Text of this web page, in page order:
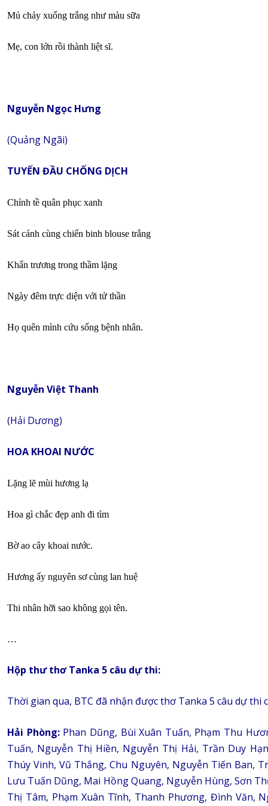
Mủ chảy xuống trắng như màu sữa
Mẹ, con lớn rồi thành liệt sĩ.
Nguyễn Ngọc Hưng
(Quảng Ngãi)
TUYẾN ĐẦU CHỐNG DỊCH
Chỉnh tề quân phục xanh
Sát cánh cùng chiến binh blouse trắng
Khẩn trương trong thầm lặng
Ngày đêm trực diện với tử thần
Họ quên mình cứu sống bệnh nhân.
Nguyễn Việt Thanh
(Hải Dương)
HOA KHOAI NƯỚC
Lặng lẽ mùi hương lạ
Hoa gì chắc đẹp anh đi tìm
Bờ ao cây khoai nước.
Hương ấy nguyên sơ cùng lan huệ
Thi nhân hỡi sao không gọi tên.
…
Hộp thư thơ Tanka 5 câu dự thi:
Thời gian qua, BTC đã nhận được thơ Tanka 5 câu dự thi
Hải Phòng:Phan Dũng, Bùi Xuân Tuấn, Phạm Thu
Tuấn, Nguyễn Thị Hiền, Nguyễn Thị Hải, Trần Duy
Thúy Vinh, Vũ Thắng, Chu Nguyên, Nguyễn Tiến Ban,
Lưu Tuấn Dũng, Mai Hồng Quang, Nguyễn Hùng, Sơn
Thị Tâm, Phạm Xuân Tĩnh, Thanh Phương, Đình Văn,